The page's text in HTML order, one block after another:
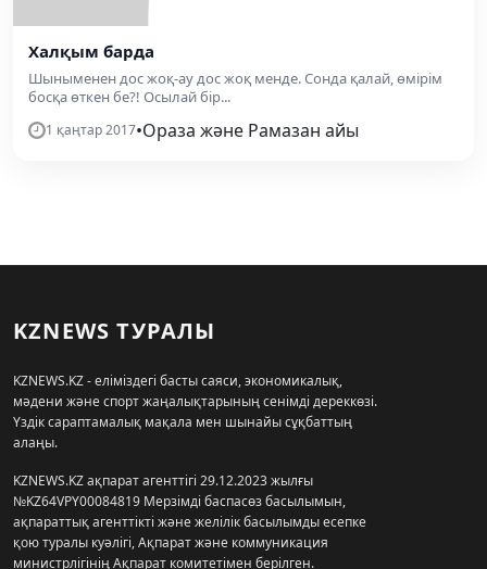
Халқым барда
Шыныменен дос жоқ-ау дос жоқ менде. Сонда қалай, өмірім
босқа өткен бе?! Осылай бір...
1 қаңтар 2017•Ораза және Рамазан айы
KZNEWS ТУРАЛЫ
KZNEWS.KZ - еліміздегі басты саяси, экономикалық,
мәдени және спорт жаңалықтарының сенімді дереккөзі.
Үздік сараптамалық мақала мен шынайы сұқбаттың
алаңы.
KZNEWS.KZ ақпарат агенттігі 29.12.2023 жылғы
№KZ64VPY00084819 Мерзімді баспасөз басылымын,
ақпараттық агенттікті және желілік басылымды есепке
қою туралы куәлігі, Ақпарат және коммуникация
министрлігінің Ақпарат комитетімен берілген.